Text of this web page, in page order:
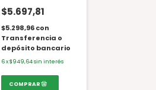
$5.697,81
$5.298,96con
Transferencia o
depósito bancario
6x$949,64sin interés